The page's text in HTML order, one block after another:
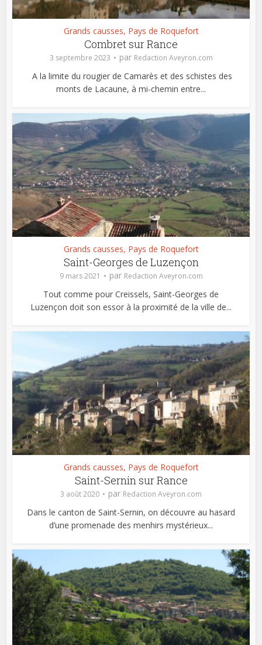
Grands causses, Pays de Roquefort
Combret sur Rance
3 septembre 2023 par Redaction Aveyron.com
A la limite du rougier de Camarès et des schistes des
monts de Lacaune, à mi-chemin entre...
Grands causses, Pays de Roquefort
Saint-Georges de Luzençon
9 mars 2021 par Redaction Aveyron.com
Tout comme pour Creissels, Saint-Georges de
Luzençon doit son essor à la proximité de la ville de...
Grands causses, Pays de Roquefort
Saint-Sernin sur Rance
3 août 2020 par Redaction Aveyron.com
Dans le canton de Saint-Sernin, on découvre au hasard
d’une promenade des menhirs mystérieux...